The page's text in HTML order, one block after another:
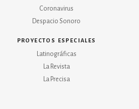
Coronavirus
Despacio Sonoro
proyectos especiales
Latinográficas
La Revista
La Precisa